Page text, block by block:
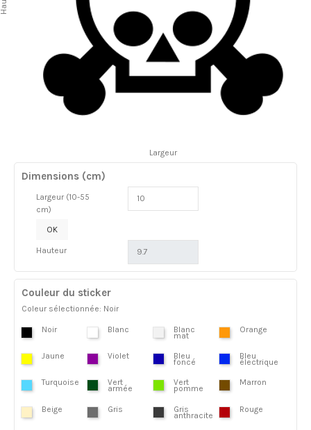
Largeur
Dimensions (cm)
Largeur (10-55
cm)
OK
Hauteur
Couleur du sticker
Coleur sélectionnée: Noir
Noir Blanc Blanc
mat
Orange
Jaune Violet Bleu
foncé
Bleu
électrique
Turquoise Vert
armée
Vert
pomme
Marron
Beige Gris Gris
anthracite
Rouge